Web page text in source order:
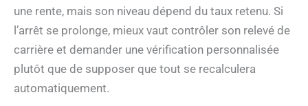
une rente, mais son niveau dépend du taux retenu. Si
l’arrêt se prolonge, mieux vaut contrôler son relevé de
carrière et demander une vérification personnalisée
plutôt que de supposer que tout se recalculera
automatiquement.